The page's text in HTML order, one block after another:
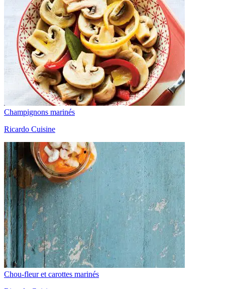
Champignons marinés
Ricardo Cuisine
Chou-fleur et carottes marinés